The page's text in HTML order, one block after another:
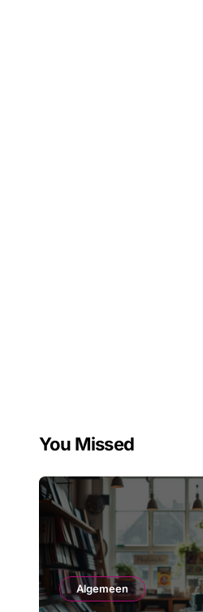
You Missed
Algemeen